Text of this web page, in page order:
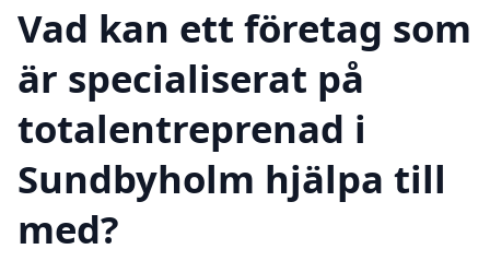
Vad kan ett företag som
är specialiserat på
totalentreprenad i
Sundbyholm hjälpa till
med?